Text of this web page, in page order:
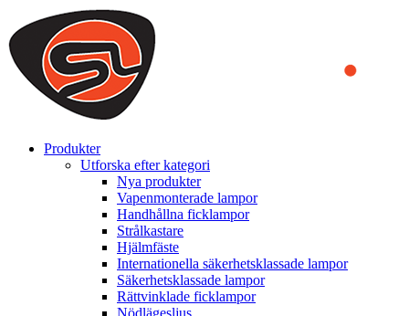
We use cookies to ensure that we provide you the best experience
on our website. By continuing to browse this website, you accept
that cookies are used to help us analyze how the website is used and
to offer you a better experience. To learn more or to find out how
you can disable cookies, you can access our
Produkter
Utforska efter kategori
Nya produkter
Vapenmonterade lampor
Handhållna ficklampor
Strålkastare
Hjälmfäste
Internationella säkerhetsklassade lampor
Säkerhetsklassade lampor
Rättvinklade ficklampor
Nödlägesljus